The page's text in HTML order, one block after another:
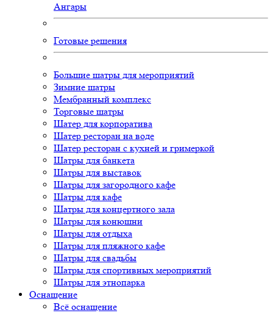
Ангары
Готовые решения
Большие шатры для мероприятий
Зимние шатры
Мембранный комплекс
Торговые шатры
Шатер для корпоратива
Шатер ресторан на воде
Шатер ресторан с кухней и гримеркой
Шатры для банкета
Шатры для выставок
Шатры для загородного кафе
Шатры для кафе
Шатры для концертного зала
Шатры для конюшни
Шатры для отдыха
Шатры для пляжного кафе
Шатры для свадьбы
Шатры для спортивных мероприятий
Шатры для этнопарка
Оснащение
Всё оснащение